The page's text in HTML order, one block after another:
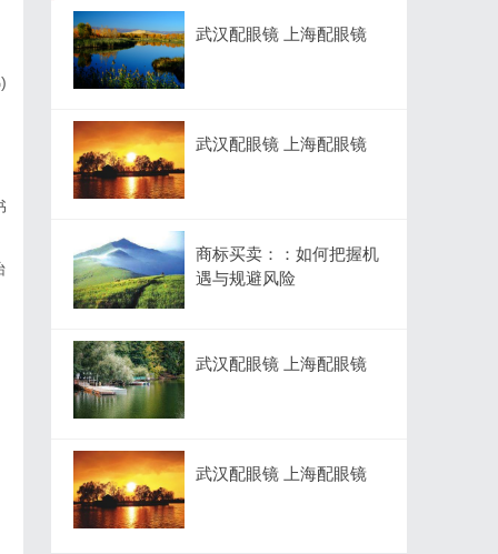
武汉配眼镜 上海配眼镜
武汉配眼镜 上海配眼镜
商标买卖：：如何把握机
遇与规避风险
武汉配眼镜 上海配眼镜
武汉配眼镜 上海配眼镜